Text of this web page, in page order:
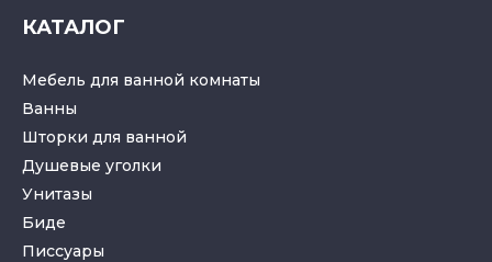
КАТАЛОГ
Мебель для ванной комнаты
Ванны
Шторки для ванной
Душевые уголки
Унитазы
Биде
Писсуары